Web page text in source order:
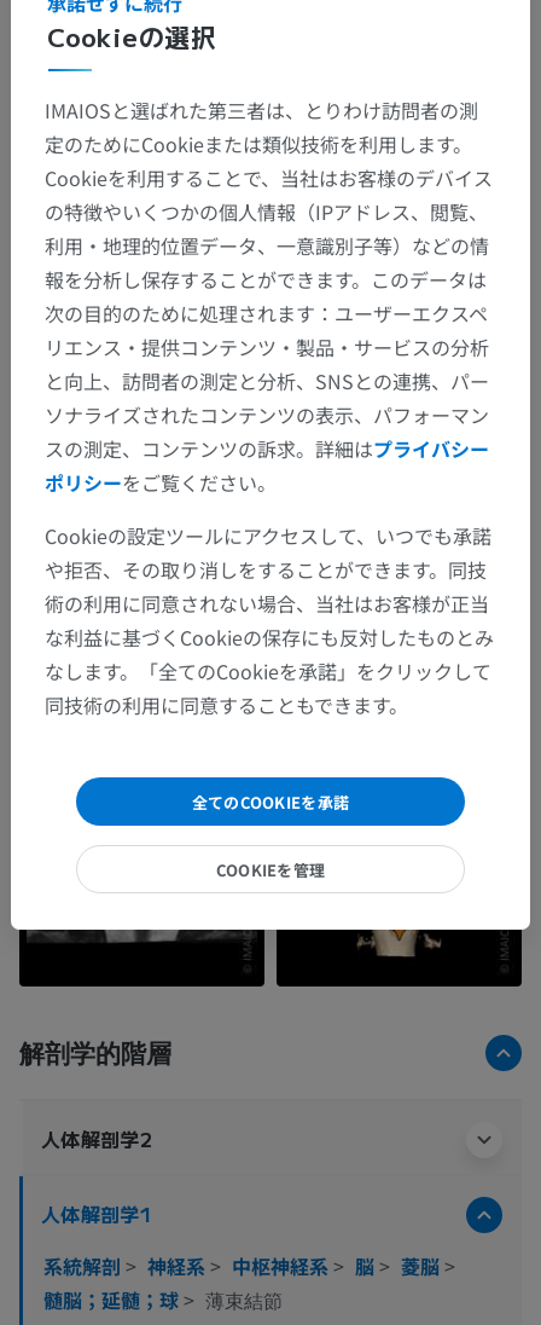
解剖学的階層
人体解剖学2
人体解剖学1
系統解剖 > 神経系> 中枢神経系> 脳> 菱脳>
髄脳；延髄；球> 薄束結節
Cookieの選択
IMAIOSと選ばれた第三者は、とりわけ訪問者の測
定のためにCookieまたは類似技術を利用します。
Cookieを利用することで、当社はお客様のデバイス
の特徴やいくつかの個人情報（IPアドレス、閲覧、
利用・地理的位置データ、一意識別子等）などの情
報を分析し保存することができます。このデータは
次の目的のために処理されます：ユーザーエクスペ
リエンス・提供コンテンツ・製品・サービスの分析
と向上、訪問者の測定と分析、SNSとの連携、パー
ソナライズされたコンテンツの表示、パフォーマン
スの測定、コンテンツの訴求。詳細はプライバシー
ポリシーをご覧ください。
Cookieの設定ツールにアクセスして、いつでも承諾
や拒否、その取り消しをすることができます。同技
術の利用に同意されない場合、当社はお客様が正当
な利益に基づくCookieの保存にも反対したものとみ
なします。「全てのCookieを承諾」をクリックして
同技術の利用に同意することもできます。
全てのCOOKIEを承諾
COOKIEを管理